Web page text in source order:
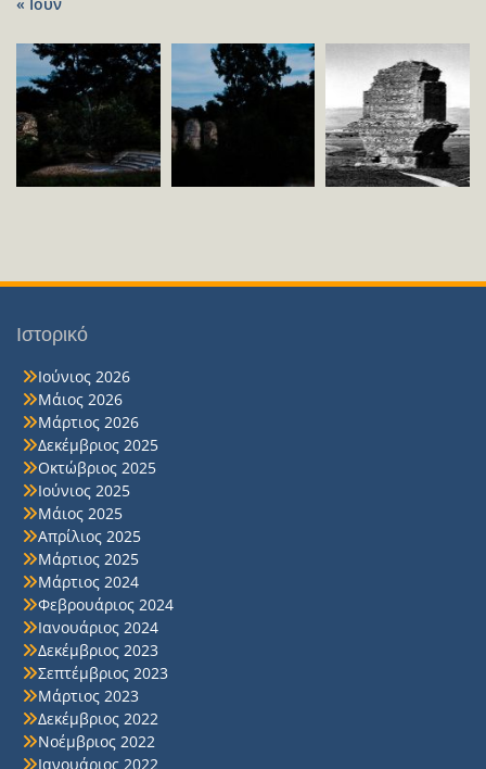
Ιστορικό
Ιούνιος 2026
Μάιος 2026
Μάρτιος 2026
Δεκέμβριος 2025
Οκτώβριος 2025
Ιούνιος 2025
Μάιος 2025
Απρίλιος 2025
Μάρτιος 2025
Μάρτιος 2024
Φεβρουάριος 2024
Ιανουάριος 2024
Δεκέμβριος 2023
Σεπτέμβριος 2023
Μάρτιος 2023
Δεκέμβριος 2022
Νοέμβριος 2022
Ιανουάριος 2022